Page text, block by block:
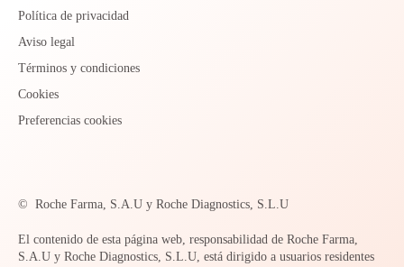
Política de privacidad
Aviso legal
Términos y condiciones
Cookies
Preferencias cookies
© Roche Farma, S.A.U y Roche Diagnostics, S.L.U
El contenido de esta página web, responsabilidad de Roche Farma,
S.A.U y Roche Diagnostics, S.L.U, está dirigido a usuarios residentes